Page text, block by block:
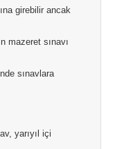
girebilir ancak
mazeret sınavı
sınavlara
yarıyıl içi